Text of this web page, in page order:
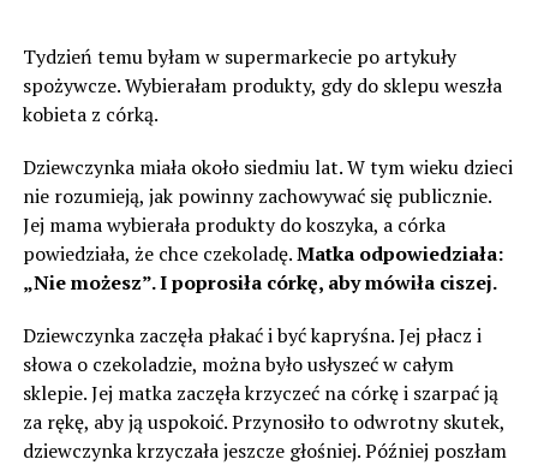
Tydzień temu byłam w supermarkecie po artykuły
spożywcze. Wybierałam produkty, gdy do sklepu weszła
kobieta z córką.
Dziewczynka miała około siedmiu lat. W tym wieku dzieci
nie rozumieją, jak powinny zachowywać się publicznie.
Jej mama wybierała produkty do koszyka, a córka
powiedziała, że chce czekoladę.Matka odpowiedziała:
„Nie możesz”. I poprosiła córkę, aby mówiła ciszej.
Dziewczynka zaczęła płakać i być kapryśna. Jej płacz i
słowa o czekoladzie, można było usłyszeć w całym
sklepie. Jej matka zaczęła krzyczeć na córkę i szarpać ją
za rękę, aby ją uspokoić. Przynosiło to odwrotny skutek,
dziewczynka krzyczała jeszcze głośniej. Później poszłam